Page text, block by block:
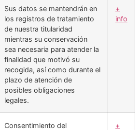
Sus datos se mantendrán en
los registros de tratamiento
de nuestra titularidad
mientras su conservación
sea necesaria para atender la
finalidad que motivó su
recogida, así como durante el
plazo de atención de
posibles obligaciones
legales.
+
info
Consentimiento del
+